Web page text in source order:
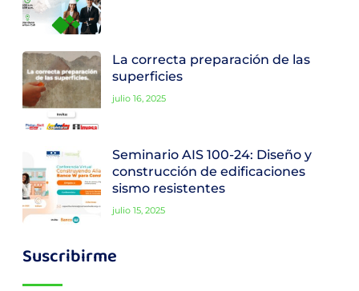
La correcta preparación de las
superficies
julio 16, 2025
Seminario AIS 100-24: Diseño y
construcción de edificaciones
sismo resistentes
julio 15, 2025
Suscribirme